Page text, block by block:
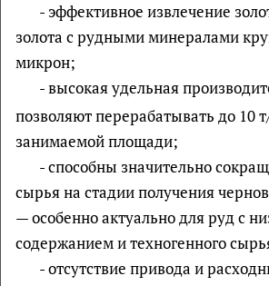
- эффективное извлечение
золота с рудными минералами
микрон;
- высокая удельная
позволяют перерабатывать до 10
занимаемой площади;
- способны значительно
сырья на стадии получения
— особенно актуально для руд с
содержанием и техногенного
- отсутствие привода и